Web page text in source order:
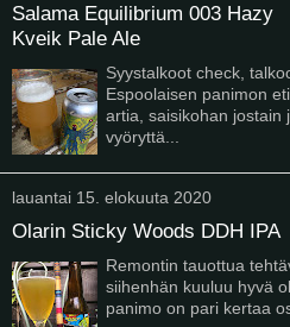
Salama Equilibrium 003 Hazy
Kveik Pale Ale
Syystalkoot check,
Espoolaisen panimon
artia, saisikohan jostain
vyöryttä...
lauantai 15. elokuuta 2020
Olarin Sticky Woods DDH IPA
Remontin tauottua
siihenhän kuuluu hyvä
panimo on pari kertaa